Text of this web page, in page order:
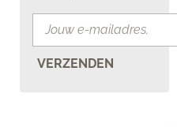
VERZENDEN